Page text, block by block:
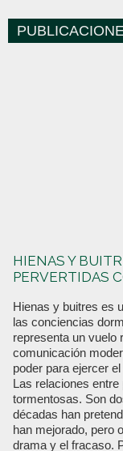
HIENAS Y
PERVERTIDAS
Hienas y buitres es
las conciencias
representa un vuelo
comunicación
poder para ejercer
Las relaciones
tormentosas. Son
décadas han
han mejorado, pero
drama y el fracaso.